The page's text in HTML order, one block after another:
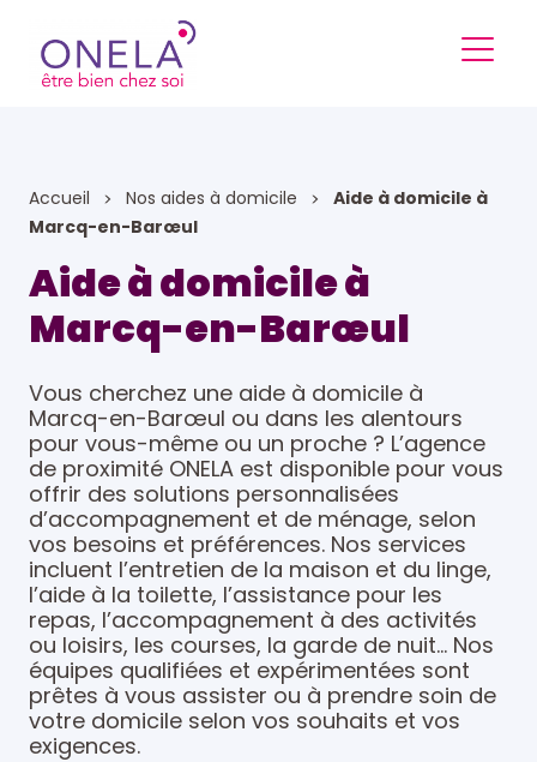
Accueil Nos aides à domicile
Aide à domicile à
Marcq-en-Barœul
Aide à domicile à
Marcq-en-Barœul
Vous cherchez une aide à domicile à
Marcq-en-Barœul ou dans les alentours
pour vous-même ou un proche ? L’agence
de proximité ONELA est disponible pour vous
offrir des solutions personnalisées
d’accompagnement et de ménage, selon
vos besoins et préférences. Nos services
incluent l’entretien de la maison et du linge,
l’aide à la toilette, l’assistance pour les
repas, l’accompagnement à des activités
ou loisirs, les courses, la garde de nuit… Nos
équipes qualifiées et expérimentées sont
prêtes à vous assister ou à prendre soin de
votre domicile selon vos souhaits et vos
exigences.